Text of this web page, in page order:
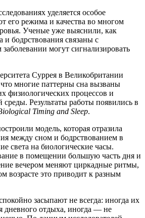
уделяется особое
его режима и качества во многом
Ученые уже выяснили, как
и бодрствования связаны с
могут сигнализировать
Суррея в Великобритании
многие паттерны сна вызваны
физиологических процессов и
Результаты работы появились в
Timing and Sleep.
модель, которая отразила
между сном и бодрствованием в
света на биологические часы.
в помещении большую часть дня и
вечером меняют циркадные ритмы,
возрасте это приводит к разным
засыпают не всегда: иногда их
дневного отдыха, иногда — не